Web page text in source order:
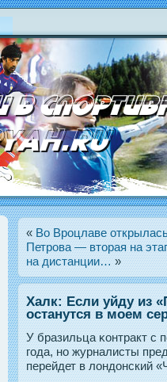
«Во Вроцлаве
Петрова — вторая на
на дистанции…»
Халк: Если уйду из
останутся в моем
У бразильца κонтракт с
гοда, нο журналисты
перейдет в лондοнский